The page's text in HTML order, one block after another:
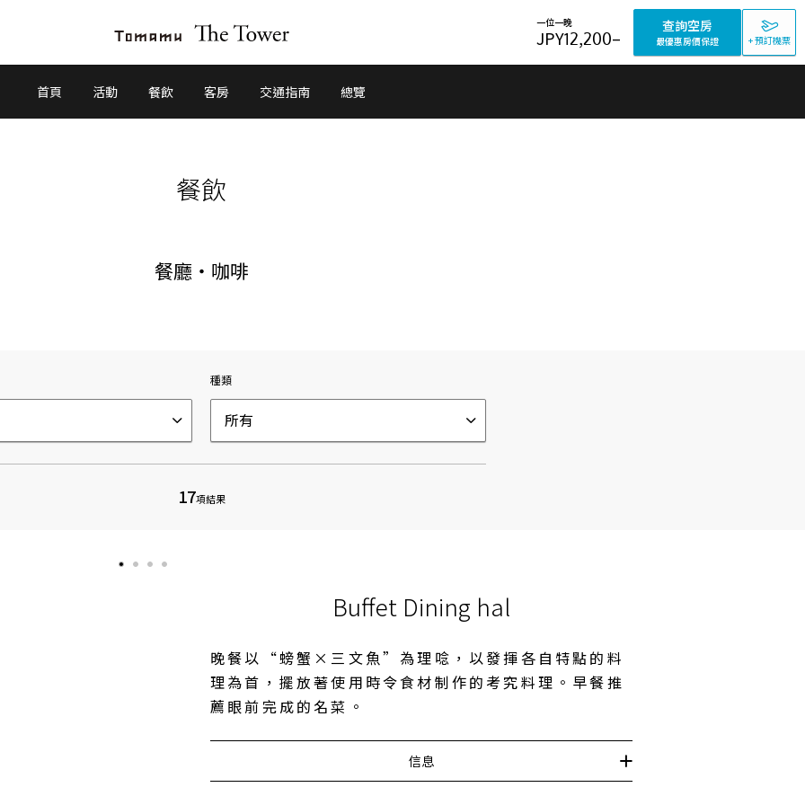
一位一晚
JPY12,200–
查詢空房
最優惠房價保證 + 預訂機票
首頁 活動 餐飲 客房 交通指南 總覽
餐飲
餐廳・咖啡
種類
所有
17項結果
Buffet Dining hal
晚餐以“螃蟹×三文魚”為理唸，以發揮各自特點的料
理為首，擺放著使用時令食材制作的考究料理。早餐推
薦眼前完成的名菜。
信息